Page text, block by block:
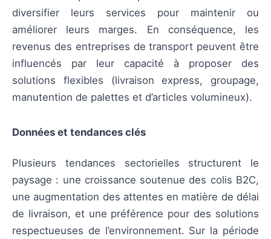
diversifier leurs services pour maintenir ou
améliorer leurs marges. En conséquence, les
revenus des entreprises de transport peuvent être
influencés par leur capacité à proposer des
solutions flexibles (livraison express, groupage,
manutention de palettes et d’articles volumineux).
Données et tendances clés
Plusieurs tendances sectorielles structurent le
paysage : une croissance soutenue des colis B2C,
une augmentation des attentes en matière de délai
de livraison, et une préférence pour des solutions
respectueuses de l’environnement. Sur la période